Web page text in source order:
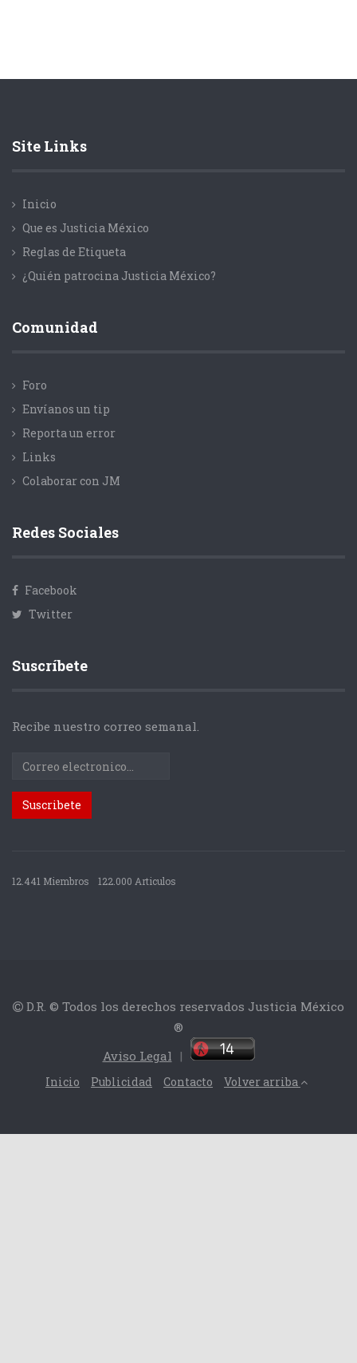
Site Links
Inicio
Que es Justicia México
Reglas de Etiqueta
¿Quién patrocina Justicia México?
Comunidad
Foro
Envíanos un tip
Reporta un error
Links
Colaborar con JM
Redes Sociales
Facebook
Twitter
Suscríbete
Recibe nuestro correo semanal.
12.441 Miembros 122.000 Articulos
D.R. © Todos los derechos reservados Justicia México
®
Aviso Legal |
Inicio Publicidad Contacto Volver arriba